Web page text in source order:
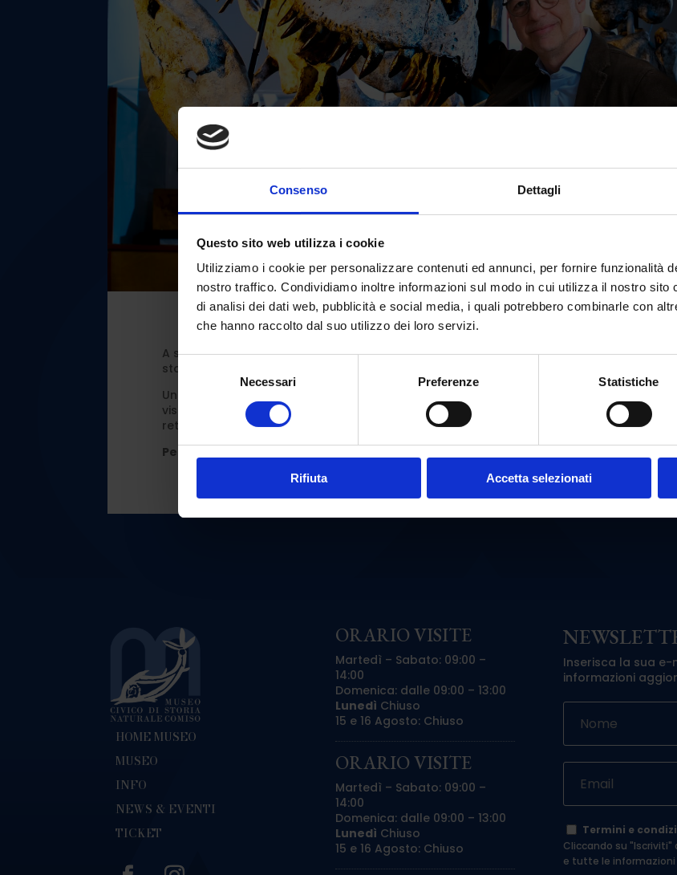
Consenso Dettagli
Questo sito web utilizza i cookie
Utilizziamo i cookie per personalizzare contenuti ed annunci, per fornire funzionalità
nostro traffico. Condividiamo inoltre informazioni sul modo in cui utilizza il nostro sito
di analisi dei dati web, pubblicità e social media, i quali potrebbero combinarle con
che hanno raccolto dal suo utilizzo dei loro servizi.
Selezione
Necessari Preferenze Statistiche
Rifiuta Accetta selezionati
A seguito dello straordinario successo, la mostra “Dinosauri al Museo” che ha fatto
stata
Una straordinaria occasione per vedere da vicino il maestoso scheletro di
visibile in Italia e scoprire la splendida collezione di rettili del Mesozoico esposta nelle
rettili marini, pterosauri e dinosauri.
Per informazioni e prenotazioni
HOME MUSEO
MUSEO
INFO
NEWS & EVENTI
TICKET
ORARIO VISITE
Martedì – Sabato: 09:00 –
14:00
Domenica: dalle 09:00 – 13:00
Lunedì Chiuso
15 e 16 Agosto: Chiuso
ORARIO VISITE
Martedì – Sabato: 09:00 –
14:00
Domenica: dalle 09:00 – 13:00
Lunedì Chiuso
15 e 16 Agosto: Chiuso
Inserisca la sua
informazioni
Termini e
Cliccando su
e tutte le